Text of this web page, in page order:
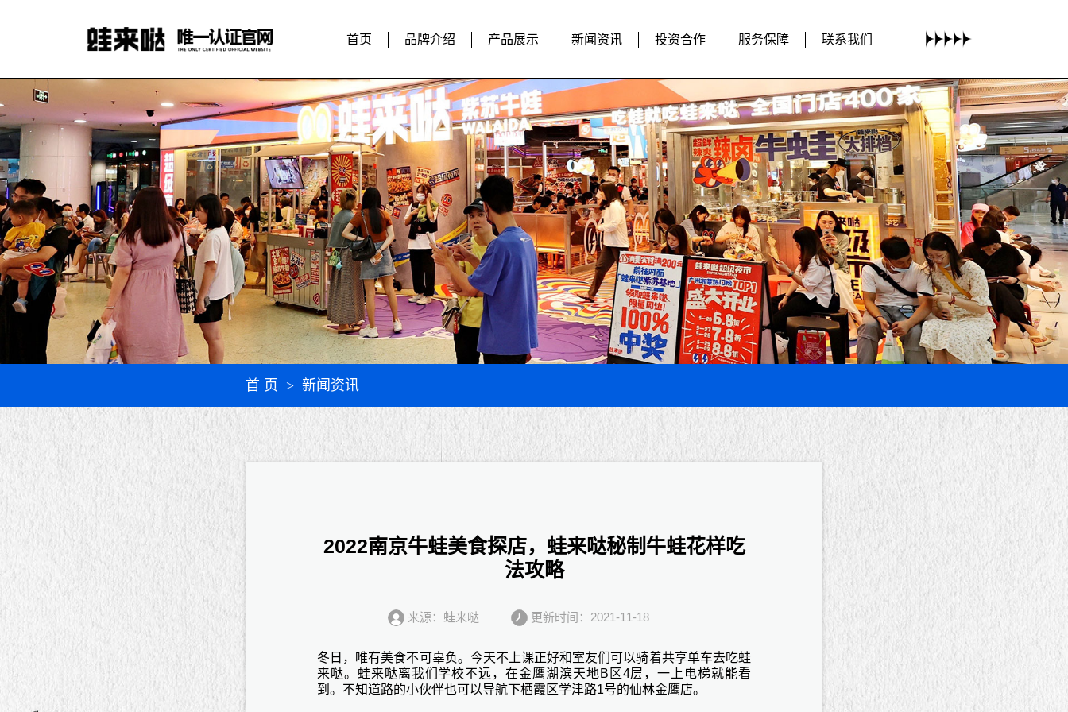
首页 品牌介绍 产品展示 新闻资讯 投资合作 服务保障 联系我们
首 页 > 新闻资讯
2022南京牛蛙美食探店，蛙来哒秘制牛蛙花样吃
法攻略
来源：蛙来哒 更新时间：2021-11-18
冬日，唯有美食不可辜负。今天不上课正好和室友们可以骑着共享单车去吃蛙
来哒。蛙来哒离我们学校不远，在金鹰湖滨天地B区4层，一上电梯就能看
到。不知道路的小伙伴也可以导航下栖霞区学津路1号的仙林金鹰店。